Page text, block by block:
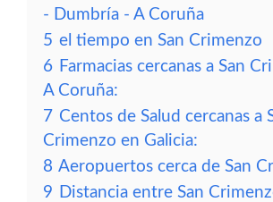
- Dumbría - A Coruña
5 el tiempo en San Crimenzo
6 Farmacias cercanas a San
A Coruña:
7 Centos de Salud cercanas a
Crimenzo en Galicia:
8 Aeropuertos cerca de San
9 Distancia entre San